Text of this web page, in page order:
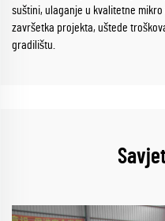
suštini, ulaganje u kvalitetne
završetka projekta, uštede
gradilištu.